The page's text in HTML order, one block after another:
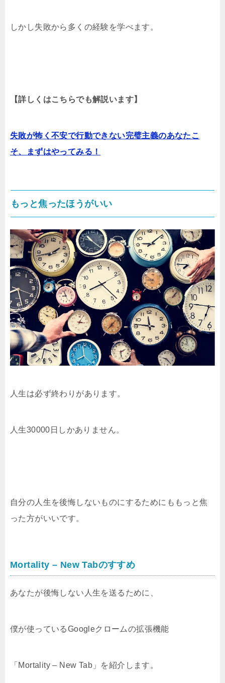
しかし失敗から多くの経験を学べます。
【詳しくはこちらでも解説います】
失敗が怖く不安で行動できない完璧主義のあなたこ
そ、まずはやってみる！
もっと焦ったほうがいい
人生は必ず終わりがあります。
人生30000日しかありません。
自分の人生を後悔しないものにするためにももっと焦
った方がいいです。
Mortality – New Tabのすすめ
あなたが後悔しない人生を送るために、
僕が使っているGoogleクロームの拡張機能
「Mortality – New Tab」を紹介します。